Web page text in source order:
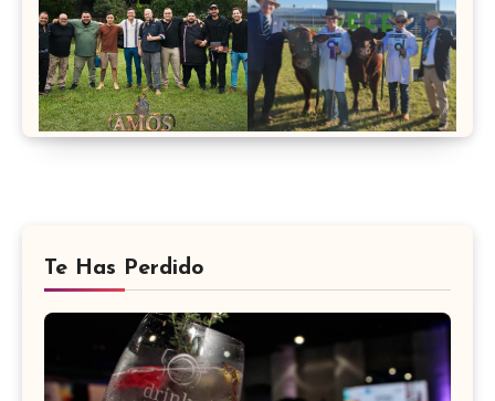
Te Has Perdido